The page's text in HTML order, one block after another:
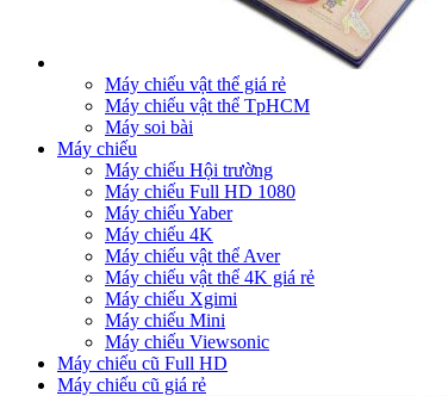
Máy chiếu vật thể giá rẻ
Máy chiếu vật thể TpHCM
Máy soi bài
Máy chiếu
Máy chiếu Hội trường
Máy chiếu Full HD 1080
Máy chiếu Yaber
Máy chiếu 4K
Máy chiếu vật thể Aver
Máy chiếu vật thể 4K giá rẻ
Máy chiếu Xgimi
Máy chiếu Mini
Máy chiếu Viewsonic
Máy chiếu cũ Full HD
Máy chiếu cũ giá rẻ